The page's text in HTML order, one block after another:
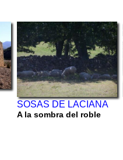
SOSAS DE LACIANA
A la sombra del roble